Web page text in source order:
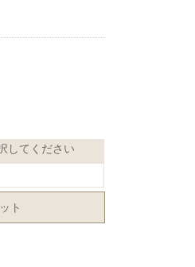
してください
ト